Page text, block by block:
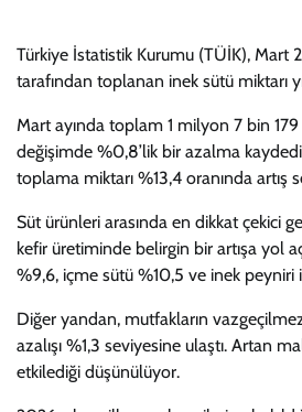
Türkiye İstatistik Kurumu (TÜİK), Mart
tarafından toplanan inek sütü miktarı
Mart ayında toplam 1 milyon 7 bin
değişimde %0,8’lik bir azalma
toplama miktarı %13,4 oranında artış
Süt ürünleri arasında en dikkat çekici
kefir üretiminde belirgin bir artışa yol
%9,6, içme sütü %10,5 ve inek peyniri
Diğer yandan, mutfakların
azalışı %1,3 seviyesine ulaştı. Artan
etkilediği düşünülüyor.